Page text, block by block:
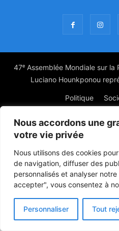
Nous accordons une
votre vie privée
Nous utilisons des cookies
de navigation, diffuser des
personnalisés et analyser
accepter", vous consentez à
Personnaliser Tout
47ᵉ Assemblée Mondiale sur
Luciano Hounkponou
Politique
© Powered by